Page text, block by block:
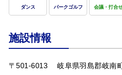
ダンス パークゴルフ 会議・打合
施設情報
〒501-6013
岐阜県羽島郡岐南